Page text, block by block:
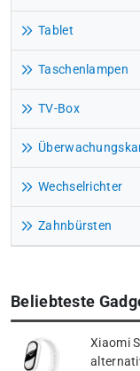
Tablet
Taschenlampen
TV-Box
Wechselrichter
Zahnbürsten
Beliebteste
Xiaomi